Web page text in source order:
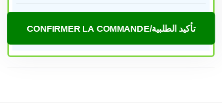
CONFIRMER LA COMMANDE/تأكيد الطلبية